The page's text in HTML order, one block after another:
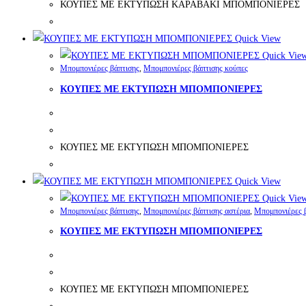
ΚΟΥΠΕΣ ΜΕ ΕΚΤΥΠΩΣΗ ΚΑΡΑΒΑΚΙ ΜΠΟΜΠΟΝΙΕΡΕΣ
Quick View
Quick
Μπομπονιέρες βάπτισης, Μπομπονιέρες βάπτισης κούπες
ΚΟΥΠΕΣ ΜΕ ΕΚΤΥΠΩΣΗ ΜΠΟΜΠΟΝΙΕΡΕΣ
ΚΟΥΠΕΣ ΜΕ ΕΚΤΥΠΩΣΗ ΜΠΟΜΠΟΝΙΕΡΕΣ
Quick View
Quick
Μπομπονιέρες βάπτισης Μπομπονιέρες βάπτισης αστέρια Μπομπονιέρες
ΚΟΥΠΕΣ ΜΕ ΕΚΤΥΠΩΣΗ ΜΠΟΜΠΟΝΙΕΡΕΣ
ΚΟΥΠΕΣ ΜΕ ΕΚΤΥΠΩΣΗ ΜΠΟΜΠΟΝΙΕΡΕΣ